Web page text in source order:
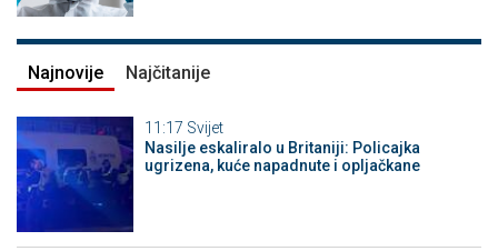
Najnovije Najčitanije
11:17 Svijet
Nasilje eskaliralo u Britaniji: Policajka
ugrizena, kuće napadnute i opljačkane